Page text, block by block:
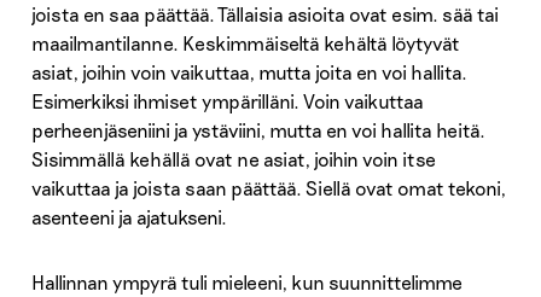
joista en saa päättää. Tällaisia asioita ovat esim. sää tai
maailmantilanne. Keskimmäiseltä kehältä löytyvät
asiat, joihin voin vaikuttaa, mutta joita en voi hallita.
Esimerkiksi ihmiset ympärilläni. Voin vaikuttaa
perheenjäseniini ja ystäviini, mutta en voi hallita heitä.
Sisimmällä kehällä ovat ne asiat, joihin voin itse
vaikuttaa ja joista saan päättää. Siellä ovat omat tekoni,
asenteeni ja ajatukseni.
Hallinnan ympyrä tuli mieleeni, kun suunnittelimme